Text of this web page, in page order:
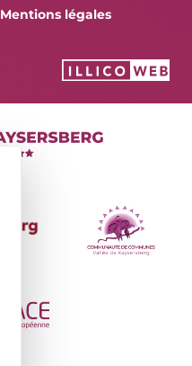
Mentions légales